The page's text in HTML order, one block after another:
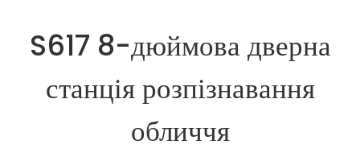
S617 8-дюймова дверна
станція розпізнавання
обличчя